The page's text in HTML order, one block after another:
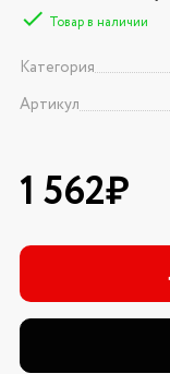
Товар в наличии
Категория
Артикул
1 562₽